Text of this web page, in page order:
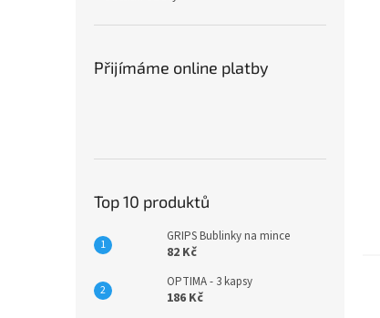
Přijímáme online platby
Top 10 produktů
GRIPS Bublinky na mince
82 Kč
OPTIMA - 3 kapsy
186 Kč